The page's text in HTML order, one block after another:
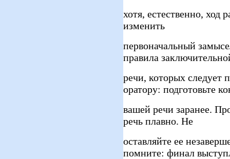
хотя, естественно, ход
изменить
первоначальный
правила
речи, которых следует
оратору: подготовьте
вашей речи заранее.
речь плавно. Не
оставляйте ее
помните: финал